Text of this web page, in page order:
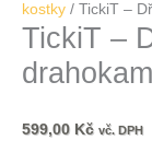
kostky / TickiT –
TickiT –
599,00 Kč vč. DPH